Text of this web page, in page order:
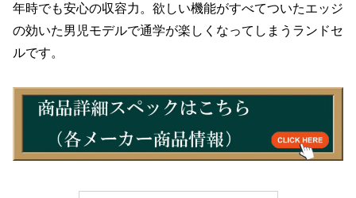
年時でも安心の収容力。欲しい機能がすべてついたエッジ
の効いた男児モデルで通学が楽しくなってしまうランドセ
ルです。